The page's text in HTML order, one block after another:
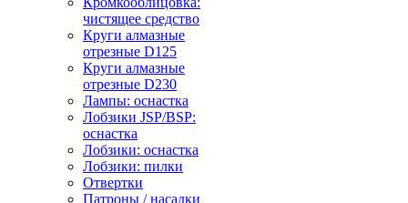
чистящее средство
Круги алмазные
отрезные D125
Круги алмазные
отрезные D230
Лампы: оснастка
Лобзики JSP/BSP:
оснастка
Лобзики: оснастка
Лобзики: пилки
Отвертки
Патроны / насадки